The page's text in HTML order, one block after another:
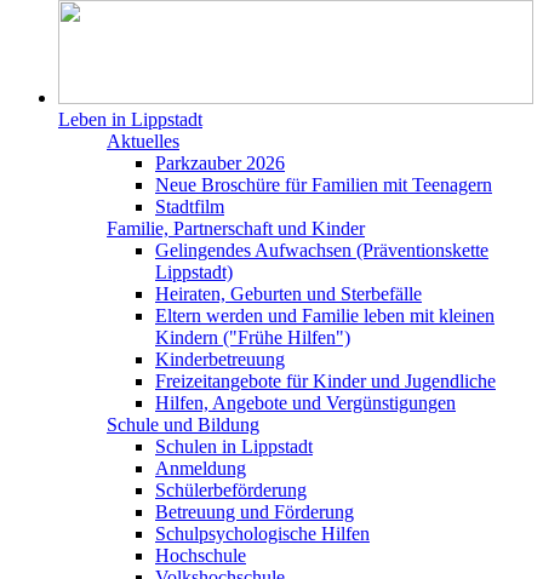
Leben in Lippstadt
Aktuelles
Parkzauber 2026
Neue Broschüre für Familien mit Teenagern
Stadtfilm
Familie, Partnerschaft und Kinder
Gelingendes Aufwachsen (Präventionskette
Lippstadt)
Heiraten, Geburten und Sterbefälle
Eltern werden und Familie leben mit kleinen
Kindern ("Frühe Hilfen")
Kinderbetreuung
Freizeitangebote für Kinder und Jugendliche
Hilfen, Angebote und Vergünstigungen
Schule und Bildung
Schulen in Lippstadt
Anmeldung
Schülerbeförderung
Betreuung und Förderung
Schulpsychologische Hilfen
Hochschule